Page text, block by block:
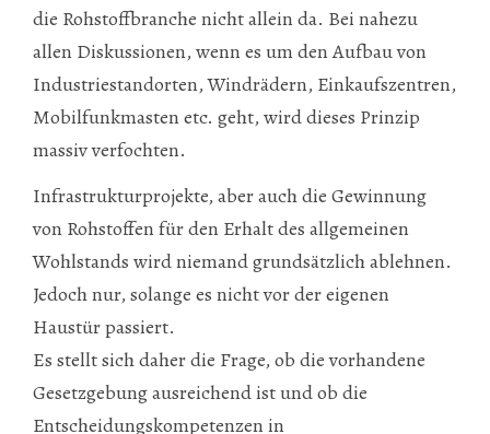
die Rohstoffbranche nicht allein da. Bei nahezu
allen Diskussionen, wenn es um den Aufbau von
Industriestandorten, Windrädern, Einkaufszentren,
Mobilfunkmasten etc. geht, wird dieses Prinzip
massiv verfochten.
Infrastrukturprojekte, aber auch die Gewinnung
von Rohstoffen für den Erhalt des allgemeinen
Wohlstands wird niemand grundsätzlich ablehnen.
Jedoch nur, solange es nicht vor der eigenen
Haustür passiert.
Es stellt sich daher die Frage, ob die vorhandene
Gesetzgebung ausreichend ist und ob die
Entscheidungskompetenzen in